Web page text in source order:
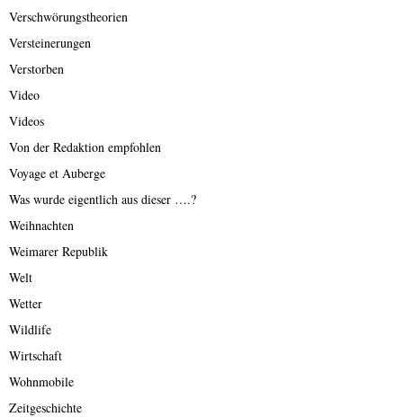
Verschwörungstheorien
Versteinerungen
Verstorben
Video
Videos
Von der Redaktion empfohlen
Voyage et Auberge
Was wurde eigentlich aus dieser ….?
Weihnachten
Weimarer Republik
Welt
Wetter
Wildlife
Wirtschaft
Wohnmobile
Zeitgeschichte